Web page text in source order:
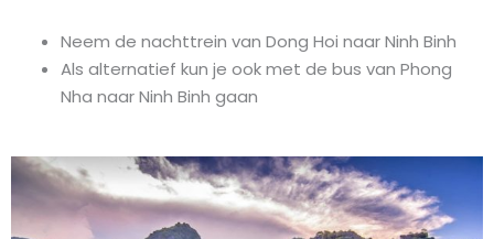
Neem de nachttrein van Dong Hoi naar Ninh Binh
Als alternatief kun je ook met de bus van Phong
Nha naar Ninh Binh gaan